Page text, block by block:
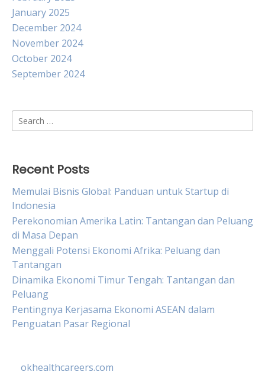
January 2025
December 2024
November 2024
October 2024
September 2024
Search
for:
Recent Posts
Memulai Bisnis Global: Panduan untuk Startup di
Indonesia
Perekonomian Amerika Latin: Tantangan dan Peluang
di Masa Depan
Menggali Potensi Ekonomi Afrika: Peluang dan
Tantangan
Dinamika Ekonomi Timur Tengah: Tantangan dan
Peluang
Pentingnya Kerjasama Ekonomi ASEAN dalam
Penguatan Pasar Regional
okhealthcareers.com